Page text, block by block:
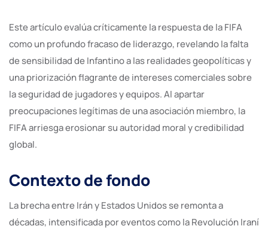
Este artículo evalúa críticamente la respuesta de la FIFA
como un profundo fracaso de liderazgo, revelando la falta
de sensibilidad de Infantino a las realidades geopolíticas y
una priorización flagrante de intereses comerciales sobre
la seguridad de jugadores y equipos. Al apartar
preocupaciones legítimas de una asociación miembro, la
FIFA arriesga erosionar su autoridad moral y credibilidad
global.
Contexto de fondo
La brecha entre Irán y Estados Unidos se remonta a
décadas, intensificada por eventos como la Revolución Iraní